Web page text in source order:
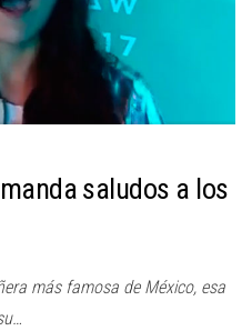
saludos a los
más famosa de México, esa